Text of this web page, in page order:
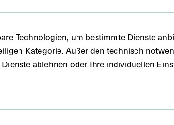
Technologien, um bestimmte Dienste
Kategorie. Außer den technisch
ablehnen oder Ihre individuellen